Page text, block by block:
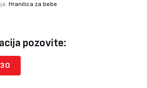
Hranilica za bebe
pozovite: